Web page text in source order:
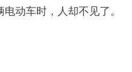
动车时，人却不见了。